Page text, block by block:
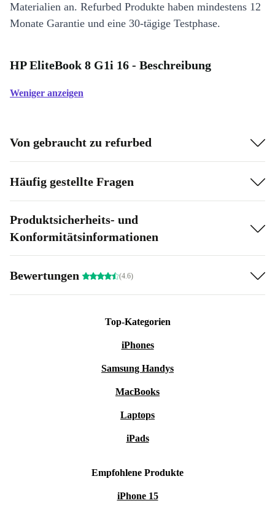
Materialien an. Refurbed Produkte haben mindestens 12
Monate Garantie und eine 30-tägige Testphase.
HP EliteBook 8 G1i 16 - Beschreibung
Weniger anzeigen
Von gebraucht zu refurbed
Häufig gestellte Fragen
Produktsicherheits- und
Konformitätsinformationen
Bewertungen (4.6)
Top-Kategorien
iPhones
Samsung Handys
MacBooks
Laptops
iPads
Empfohlene Produkte
iPhone 15